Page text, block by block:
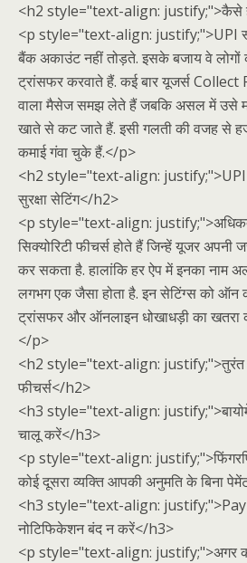
<h2 style="text-align: justify;">कैसे
<p style="text-align: justify;">UPI
बैंक अकाउंट नहीं तोड़ते. इसके बजाय वे
ट्रांसफर करवाते हैं. कई बार यूजर्स
वाला मैसेज समझ लेते हैं जबकि असल में उसे
खाते से कट जाते हैं. इसी गलती की वजह से
कमाई गंवा चुके हैं.</p>
<h2 style="text-align: justify;">UPI
सुरक्षा सेटिंग</h2>
<p style="text-align:
सिक्योरिटी फीचर्स होते हैं जिन्हें यूजर
कर सकता है. हालांकि हर ऐप में इनका नाम
लगभग एक जैसा होता है. इन सेटिंग्स को ऑन
ट्रांसफर और ऑनलाइन धोखाधड़ी का खतरा
</p>
<h2 style="text-align:
फीचर्स</h2>
<h3 style="text-align:
चालू करें</h3>
<p style="text-align:
कोई दूसरा व्यक्ति आपकी अनुमति के बिना
<h3 style="text-align:
नोटिफिकेशन बंद न करें</h3>
<p style="text-align: justify;">अगर